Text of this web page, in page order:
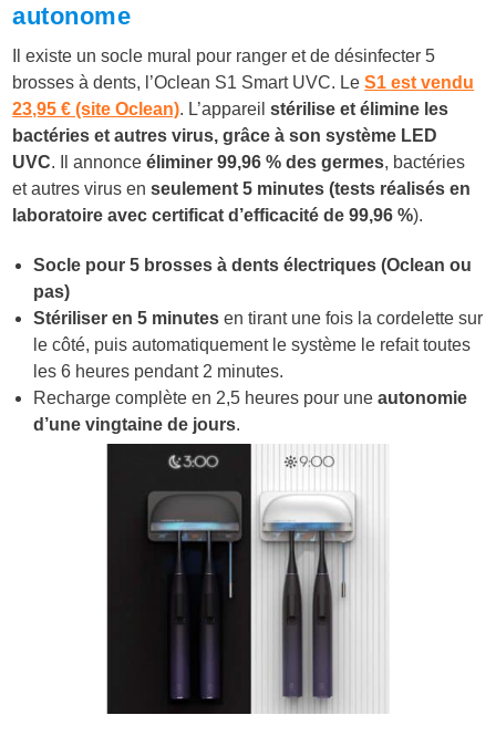
autonome
Il existe un socle mural pour ranger et de désinfecter 5
brosses à dents, l’Oclean S1 Smart UVC. LeS1 est vendu
23,95 € (site Oclean). L’appareil stérilise et élimine les
bactéries et autres virus, grâce à son système LED
UVC. Il annonceéliminer 99,96 % des germes, bactéries
et autres virus enseulement 5 minutes (tests réalisés en
laboratoire avec certificat d’efficacité de 99,96 %).
Socle pour 5 brosses à dents électriques (Oclean ou
pas)
Stériliser en 5 minutes en tirant une fois la cordelette sur
le côté, puis automatiquement le système le refait toutes
les 6 heures pendant 2 minutes.
Recharge complète en 2,5 heures pour uneautonomie
d’une vingtaine de jours.